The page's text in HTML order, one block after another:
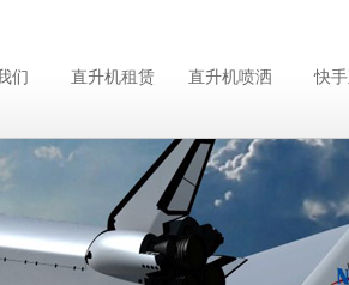
们 直升机租赁 直升机喷洒 快